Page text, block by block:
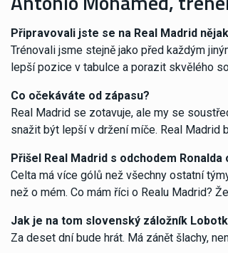
Připravovali jste se na Real Madrid
Trénovali jsme stejně jako před každým
lepší pozice v tabulce a porazit skvělého
Co očekáváte od zápasu?
Real Madrid se zotavuje, ale my se
snažit být lepší v držení míče. Real Madrid
Přišel Real Madrid s odchodem Ronalda
Celta má více gólů než všechny ostatní
než o mém. Co mám říci o Realu Madrid?
Jak je na tom slovenský záložník
Za deset dní bude hrát. Má zánět šlachy,